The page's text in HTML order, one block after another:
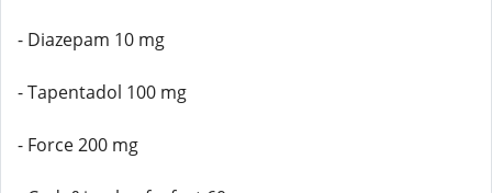
- Diazepam 10 mg
- Tapentadol 100 mg
- Force 200 mg